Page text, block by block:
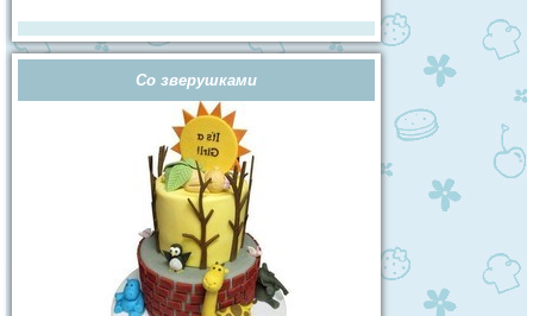
Со зверушками